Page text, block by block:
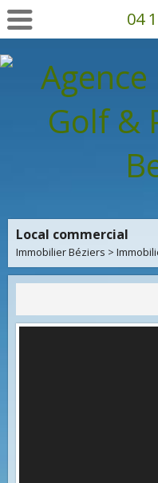
04
Local commercial
Immobilier Béziers >